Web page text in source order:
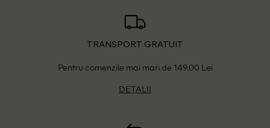
TRANSPORT GRATUIT
Pentru comenzile mai mari de 149.00 Lei
DETALII